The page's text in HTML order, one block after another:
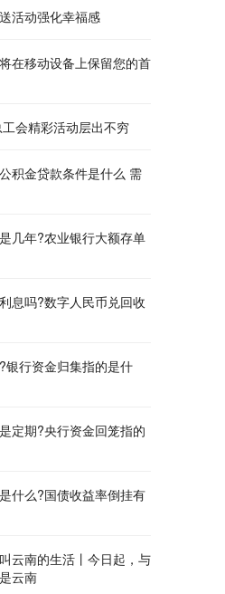
活动强化幸福感
在移动设备上保留您的首
会精彩活动层出不穷
积金贷款条件是什么 需
几年?农业银行大额存单
息吗?数字人民币兑回收
银行资金归集指的是什
定期?央行资金回笼指的
什么?国债收益率倒挂有
云南的生活丨今日起，与
云南